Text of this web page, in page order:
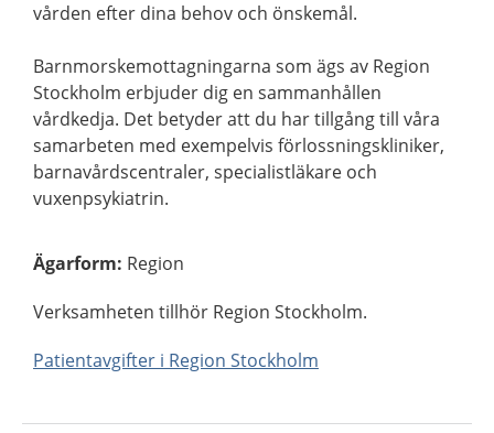
vården efter dina behov och önskemål.
Barnmorskemottagningarna som ägs av Region
Stockholm erbjuder dig en sammanhållen
vårdkedja. Det betyder att du har tillgång till våra
samarbeten med exempelvis förlossningskliniker,
barnavårdscentraler, specialistläkare och
vuxenpsykiatrin.
Ägarform: Region
Verksamheten tillhör Region Stockholm.
Patientavgifter i Region Stockholm